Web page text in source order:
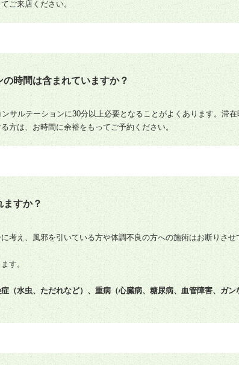
ご来店ください。
時間は含まれていますか？
サルテーションに30分以上必要となることがよくあります。滞
方は、お時間に余裕をもってご予約ください。
すか？
考え、風邪を引いている方や体調不良の方への施術はお断りさせ
す。
（水虫、ただれなど）、重病（心臓病、糖尿病、血管障害、ガ